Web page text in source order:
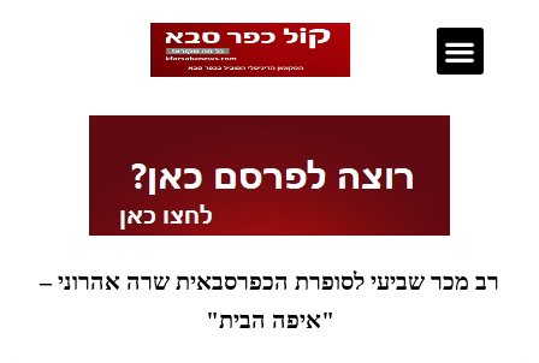
רב מכר שביעי לסופרת הכפרסבאית שרה אהרוני –
"איפה הבית"